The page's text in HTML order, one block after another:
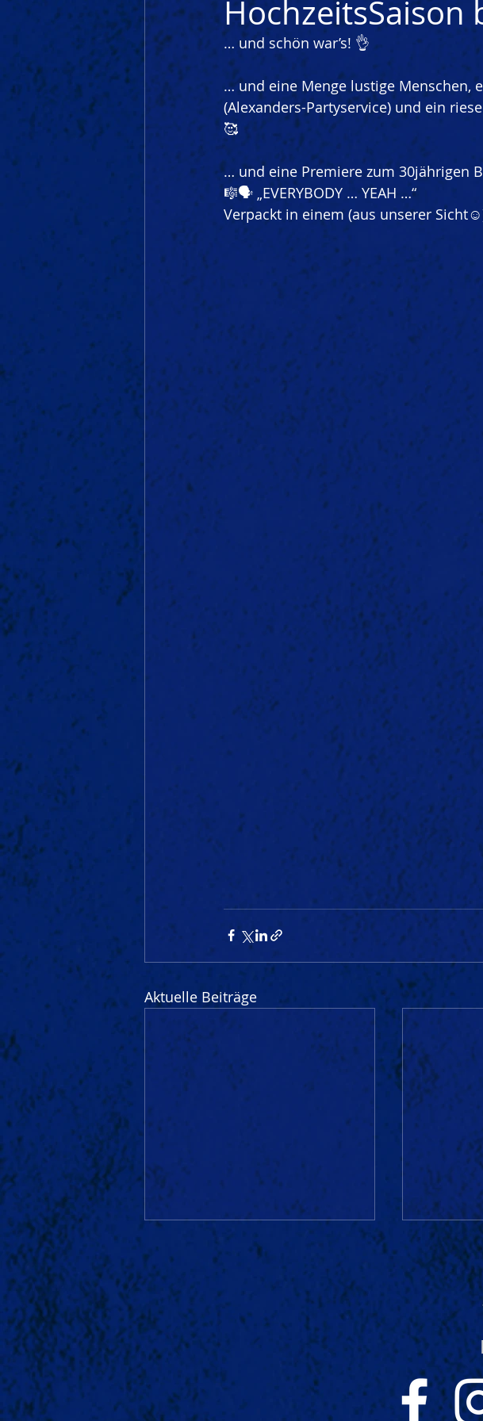
HochzeitsSaison
… und schön war’s! 👌
… und eine Menge lustige Menschen,
(Alexanders-Partyservice) und ein
🥰
… und eine Premiere zum 30jährigen
🎼🗣️ „EVERYBODY … YEAH …“
Verpackt in einem (aus unserer
Aktuelle Beiträge
🎄SCALLYWAGS meets
MUNDART No.5 | 2026